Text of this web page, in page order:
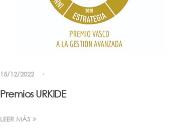
15/12/2022
Premios URKIDE
LEER MÁS